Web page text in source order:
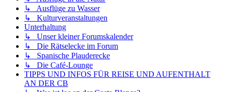
↳ Ausflüge zu Wasser
↳ Kulturveranstaltungen
Unterhaltung
↳ Unser kleiner Forumskalender
↳ Die Rätselecke im Forum
↳ Spanische Plauderecke
↳ Die Café-Lounge
TIPPS UND INFOS FÜR REISE UND AUFENTHALT
AN DER CB